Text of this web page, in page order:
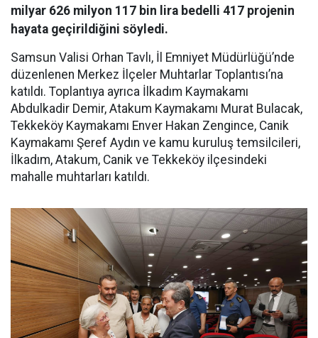
milyar 626 milyon 117 bin lira bedelli 417 projenin
hayata geçirildiğini söyledi.
Samsun Valisi Orhan Tavlı, İl Emniyet Müdürlüğü’nde
düzenlenen Merkez İlçeler Muhtarlar Toplantısı’na
katıldı. Toplantıya ayrıca İlkadım Kaymakamı
Abdulkadir Demir, Atakum Kaymakamı Murat Bulacak,
Tekkeköy Kaymakamı Enver Hakan Zengince, Canik
Kaymakamı Şeref Aydın ve kamu kuruluş temsilcileri,
İlkadım, Atakum, Canik ve Tekkeköy ilçesindeki
mahalle muhtarları katıldı.